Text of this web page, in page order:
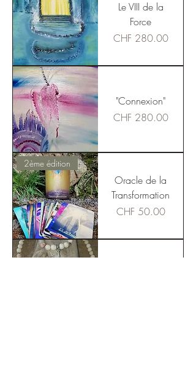
Le VIII de la
Force
Price
CHF 280.00
"Connexion"
Price
CHF 280.00
2ème édition
Oracle de la
Transformation
Price
CHF 50.00